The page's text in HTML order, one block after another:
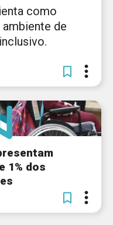
como
de
1% dos